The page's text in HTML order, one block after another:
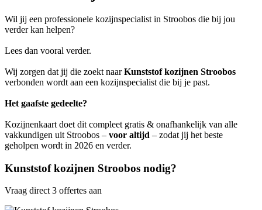
Wil jij een professionele kozijnspecialist in Stroobos die bij jou
verder kan helpen?
Lees dan vooral verder.
Wij zorgen dat jij die zoekt naarKunststof kozijnen Stroobos
verbonden wordt aan een kozijnspecialist die bij je past.
Het gaafste gedeelte?
Kozijnenkaart doet dit compleet gratis & onafhankelijk van alle
vakkundigen uit Stroobos – voor altijd – zodat jij het beste
geholpen wordt in 2026 en verder.
Kunststof kozijnen Stroobos nodig?
Vraag direct 3 offertes aan